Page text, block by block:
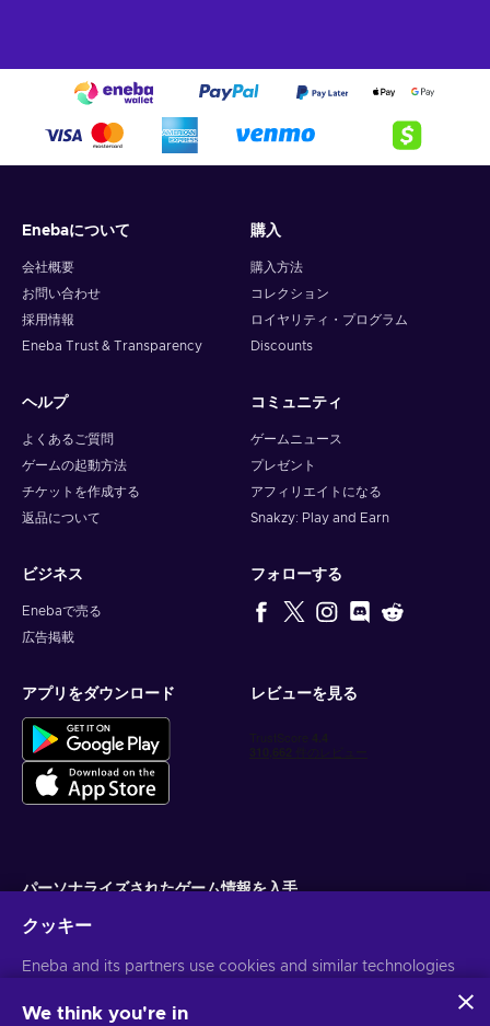
Enebaについて
会社概要
お問い合わせ
採用情報
Eneba Trust & Transparency
購入
購入方法
コレクション
ロイヤリティ・プログラム
Discounts
ヘルプ
よくあるご質問
ゲームの起動方法
チケットを作成する
返品について
コミュニティ
ゲームニュース
プレゼント
アフィリエイトになる
Snakzy: Play and Earn
ビジネス
Enebaで売る
広告掲載
フォローする
アプリをダウンロード レビューを見る
パーソナライズされたゲーム情報を入手
配信停止はいつでも可能です。詳しくは個人情報保護方針をご覧くださ
クッキー
Eneba and its partners use cookies and similar technologies
website. We use this information to enhance content,
We think you're in